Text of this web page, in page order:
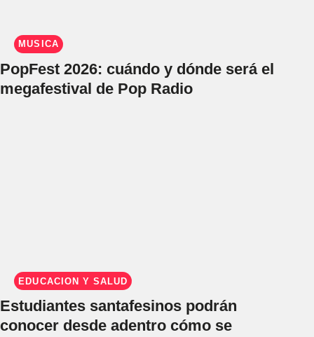
MÚSICA
PopFest 2026: cuándo y dónde será el
megafestival de Pop Radio
EDUCACIÓN Y SALUD
Estudiantes santafesinos podrán
conocer desde adentro cómo se